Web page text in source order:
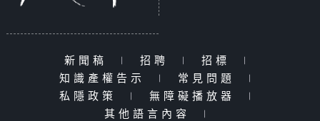
新聞稿 | 招聘 | 招標
|
知識產權告示
| 常見問題
|
私隱政策
| 無障礙播放器
|
其他語言內容
|